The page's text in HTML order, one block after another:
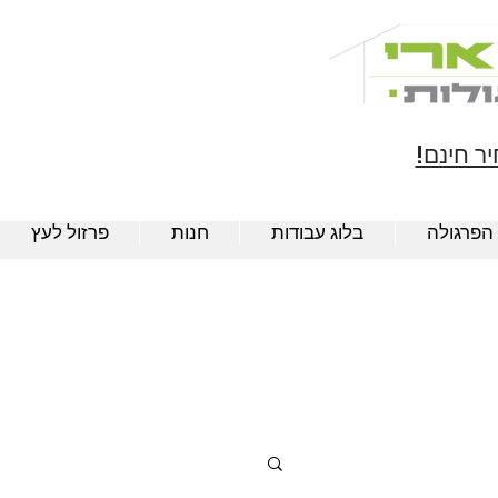
חינם!
הפרגולה בלוג עבודות חנות פרזול לעץ